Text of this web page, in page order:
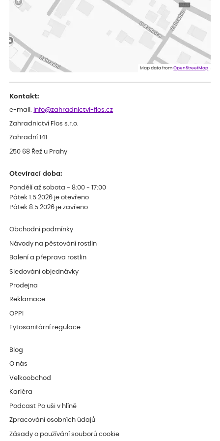
Jarda
ověřený nákup
Dobrý den, byli jsme spokojeni
Eshop, objednání bylo v pořádku, žádný problém. Jen jsem byla
smutná z dodávky jedné kytky, která nebyla v nejlepší kondici a i
Map data fromOpenStreetMap
Kontakt:
e-mail: info@zahradnictvi-flos.cz
Zahradnictví Flos s.r.o.
Zahradní 141
250 68 Řež u Prahy
Otevírací doba:
Pondělí až sobota - 8:00 - 17:00
Pátek 1.5.2026 je otevřeno
Pátek 8.5.2026 je zavřeno
Obchodní podmínky
Návody na pěstování rostlin
Balení a přeprava rostlin
Sledování objednávky
Prodejna
Reklamace
OPPI
Fytosanitární regulace
Blog
O nás
Velkoobchod
Kariéra
Podcast Po uši v hlíně
Zpracování osobních údajů
Zásady o používání souborů cookie